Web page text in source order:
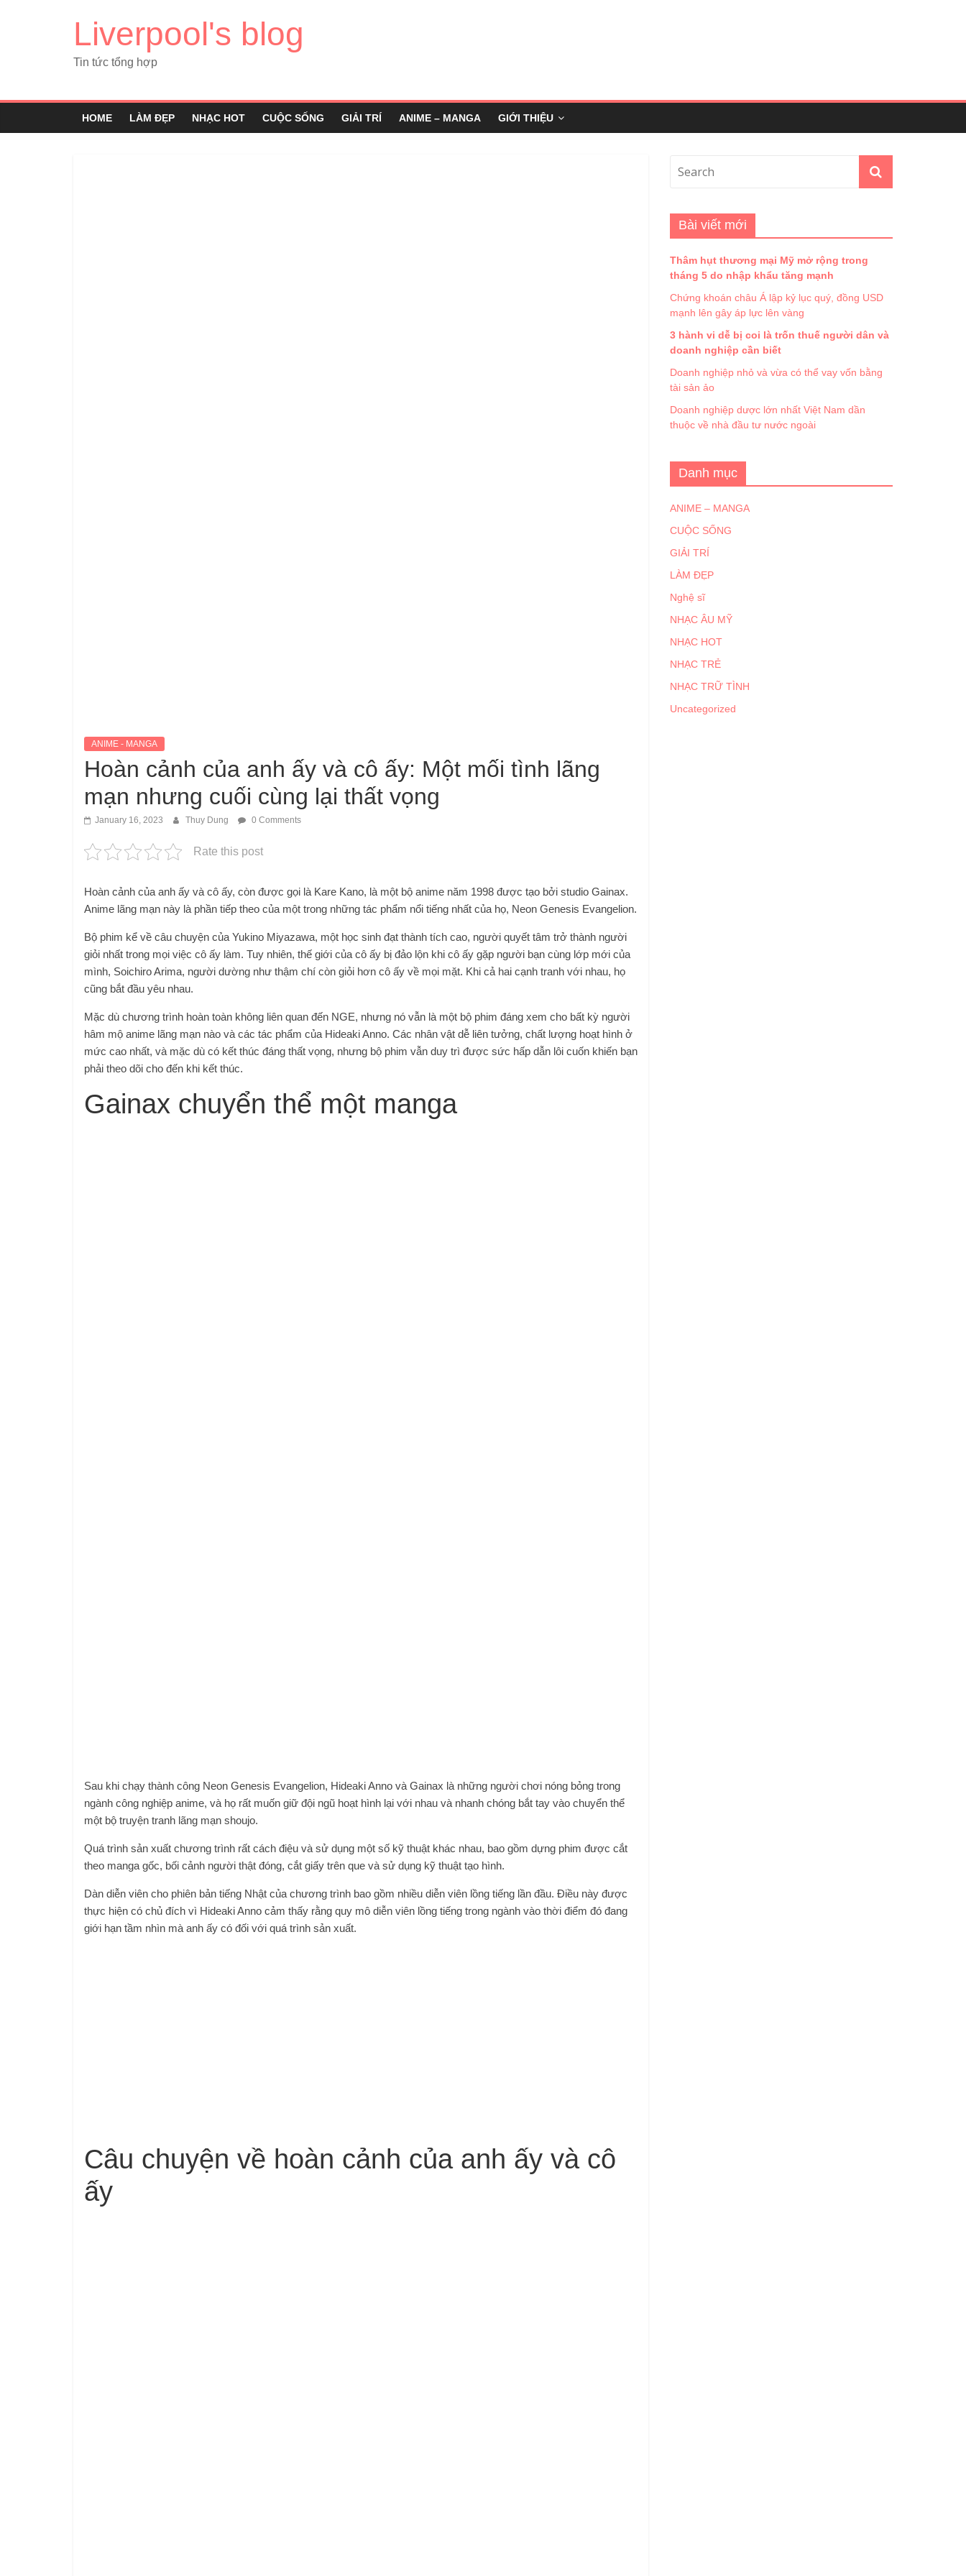
Liverpool's blog
Tin tức tổng hợp
HOME LÀM ĐẸP NHẠC HOT CUỘC SỐNG GIẢI TRÍ ANIME – MANGA GIỚI THIỆU
ANIME - MANGA
Hoàn cảnh của anh ấy và cô ấy: Một mối tình lãng
mạn nhưng cuối cùng lại thất vọng
January 16, 2023 Thuy Dung 0 Comments
Rate this post
Hoàn cảnh của anh ấy và cô ấy, còn được gọi là Kare Kano, là một bộ anime năm 1998 được tạo bởi studio Gainax.
Anime lãng mạn này là phần tiếp theo của một trong những tác phẩm nổi tiếng nhất của họ, Neon Genesis Evangelion.
Bộ phim kể về câu chuyện của Yukino Miyazawa, một học sinh đạt thành tích cao, người quyết tâm trở thành người
giỏi nhất trong mọi việc cô ấy làm. Tuy nhiên, thế giới của cô ấy bị đảo lộn khi cô ấy gặp người bạn cùng lớp mới của
mình, Soichiro Arima, người dường như thậm chí còn giỏi hơn cô ấy về mọi mặt. Khi cả hai cạnh tranh với nhau, họ
cũng bắt đầu yêu nhau.
Mặc dù chương trình hoàn toàn không liên quan đến NGE, nhưng nó vẫn là một bộ phim đáng xem cho bất kỳ người
hâm mộ anime lãng mạn nào và các tác phẩm của Hideaki Anno. Các nhân vật dễ liên tưởng, chất lượng hoạt hình ở
mức cao nhất, và mặc dù có kết thúc đáng thất vọng, nhưng bộ phim vẫn duy trì được sức hấp dẫn lôi cuốn khiến bạn
phải theo dõi cho đến khi kết thúc.
Gainax chuyển thể một manga
Sau khi chạy thành công Neon Genesis Evangelion, Hideaki Anno và Gainax là những người chơi nóng bỏng trong
ngành công nghiệp anime, và họ rất muốn giữ đội ngũ hoạt hình lại với nhau và nhanh chóng bắt tay vào chuyển thể
một bộ truyện tranh lãng mạn shoujo.
Quá trình sản xuất chương trình rất cách điệu và sử dụng một số kỹ thuật khác nhau, bao gồm dựng phim được cắt
theo manga gốc, bối cảnh người thật đóng, cắt giấy trên que và sử dụng kỹ thuật tạo hình.
Dàn diễn viên cho phiên bản tiếng Nhật của chương trình bao gồm nhiều diễn viên lồng tiếng lần đầu. Điều này được
thực hiện có chủ đích vì Hideaki Anno cảm thấy rằng quy mô diễn viên lồng tiếng trong ngành vào thời điểm đó đang
giới hạn tầm nhìn mà anh ấy có đối với quá trình sản xuất.
Câu chuyện về hoàn cảnh của anh ấy và cô
ấy
Bài viết mới
Thâm hụt thương mại Mỹ mở rộng trong
tháng 5 do nhập khẩu tăng mạnh
Chứng khoán châu Á lập kỷ lục quý, đồng USD
mạnh lên gây áp lực lên vàng
3 hành vi dễ bị coi là trốn thuế người dân và
doanh nghiệp cần biết
Doanh nghiệp nhỏ và vừa có thể vay vốn bằng
tài sản ảo
Doanh nghiệp dược lớn nhất Việt Nam dần
thuộc về nhà đầu tư nước ngoài
Danh mục
ANIME – MANGA
CUỘC SỐNG
GIẢI TRÍ
LÀM ĐẸP
Nghệ sĩ
NHẠC ÂU MỸ
NHẠC HOT
NHẠC TRẺ
NHẠC TRỮ TÌNH
Uncategorized